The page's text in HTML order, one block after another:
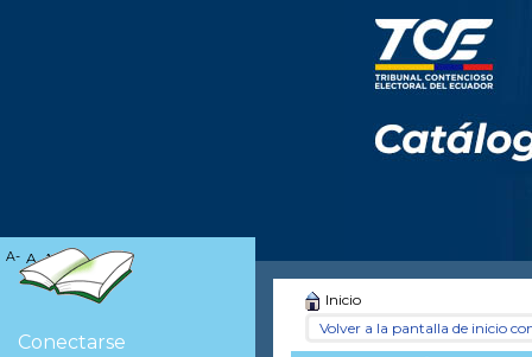
Inicio
Volver a la pantalla de inicio
A- A A+
Conectarse